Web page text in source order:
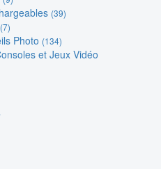
(39)
(7)
Photo (134)
et Jeux Vidéo